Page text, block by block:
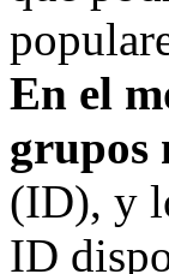
En el
grupos
(ID), y
ID